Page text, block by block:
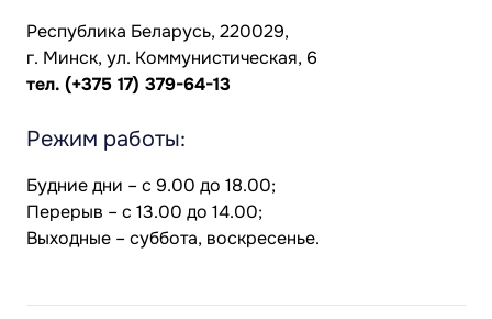
Республика Беларусь, 220029,
г. Минск, ул. Коммунистическая, 6
тел. (+375 17) 379-64-13
Режим работы:
Будние дни – с 9.00 до 18.00;
Перерыв – с 13.00 до 14.00;
Выходные – суббота, воскресенье.